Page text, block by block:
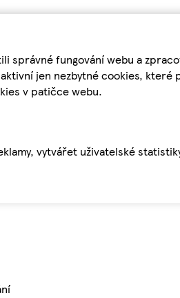
správné fungování webu a
jen nezbytné cookies,
v patičce webu.
vytvářet uživatelské